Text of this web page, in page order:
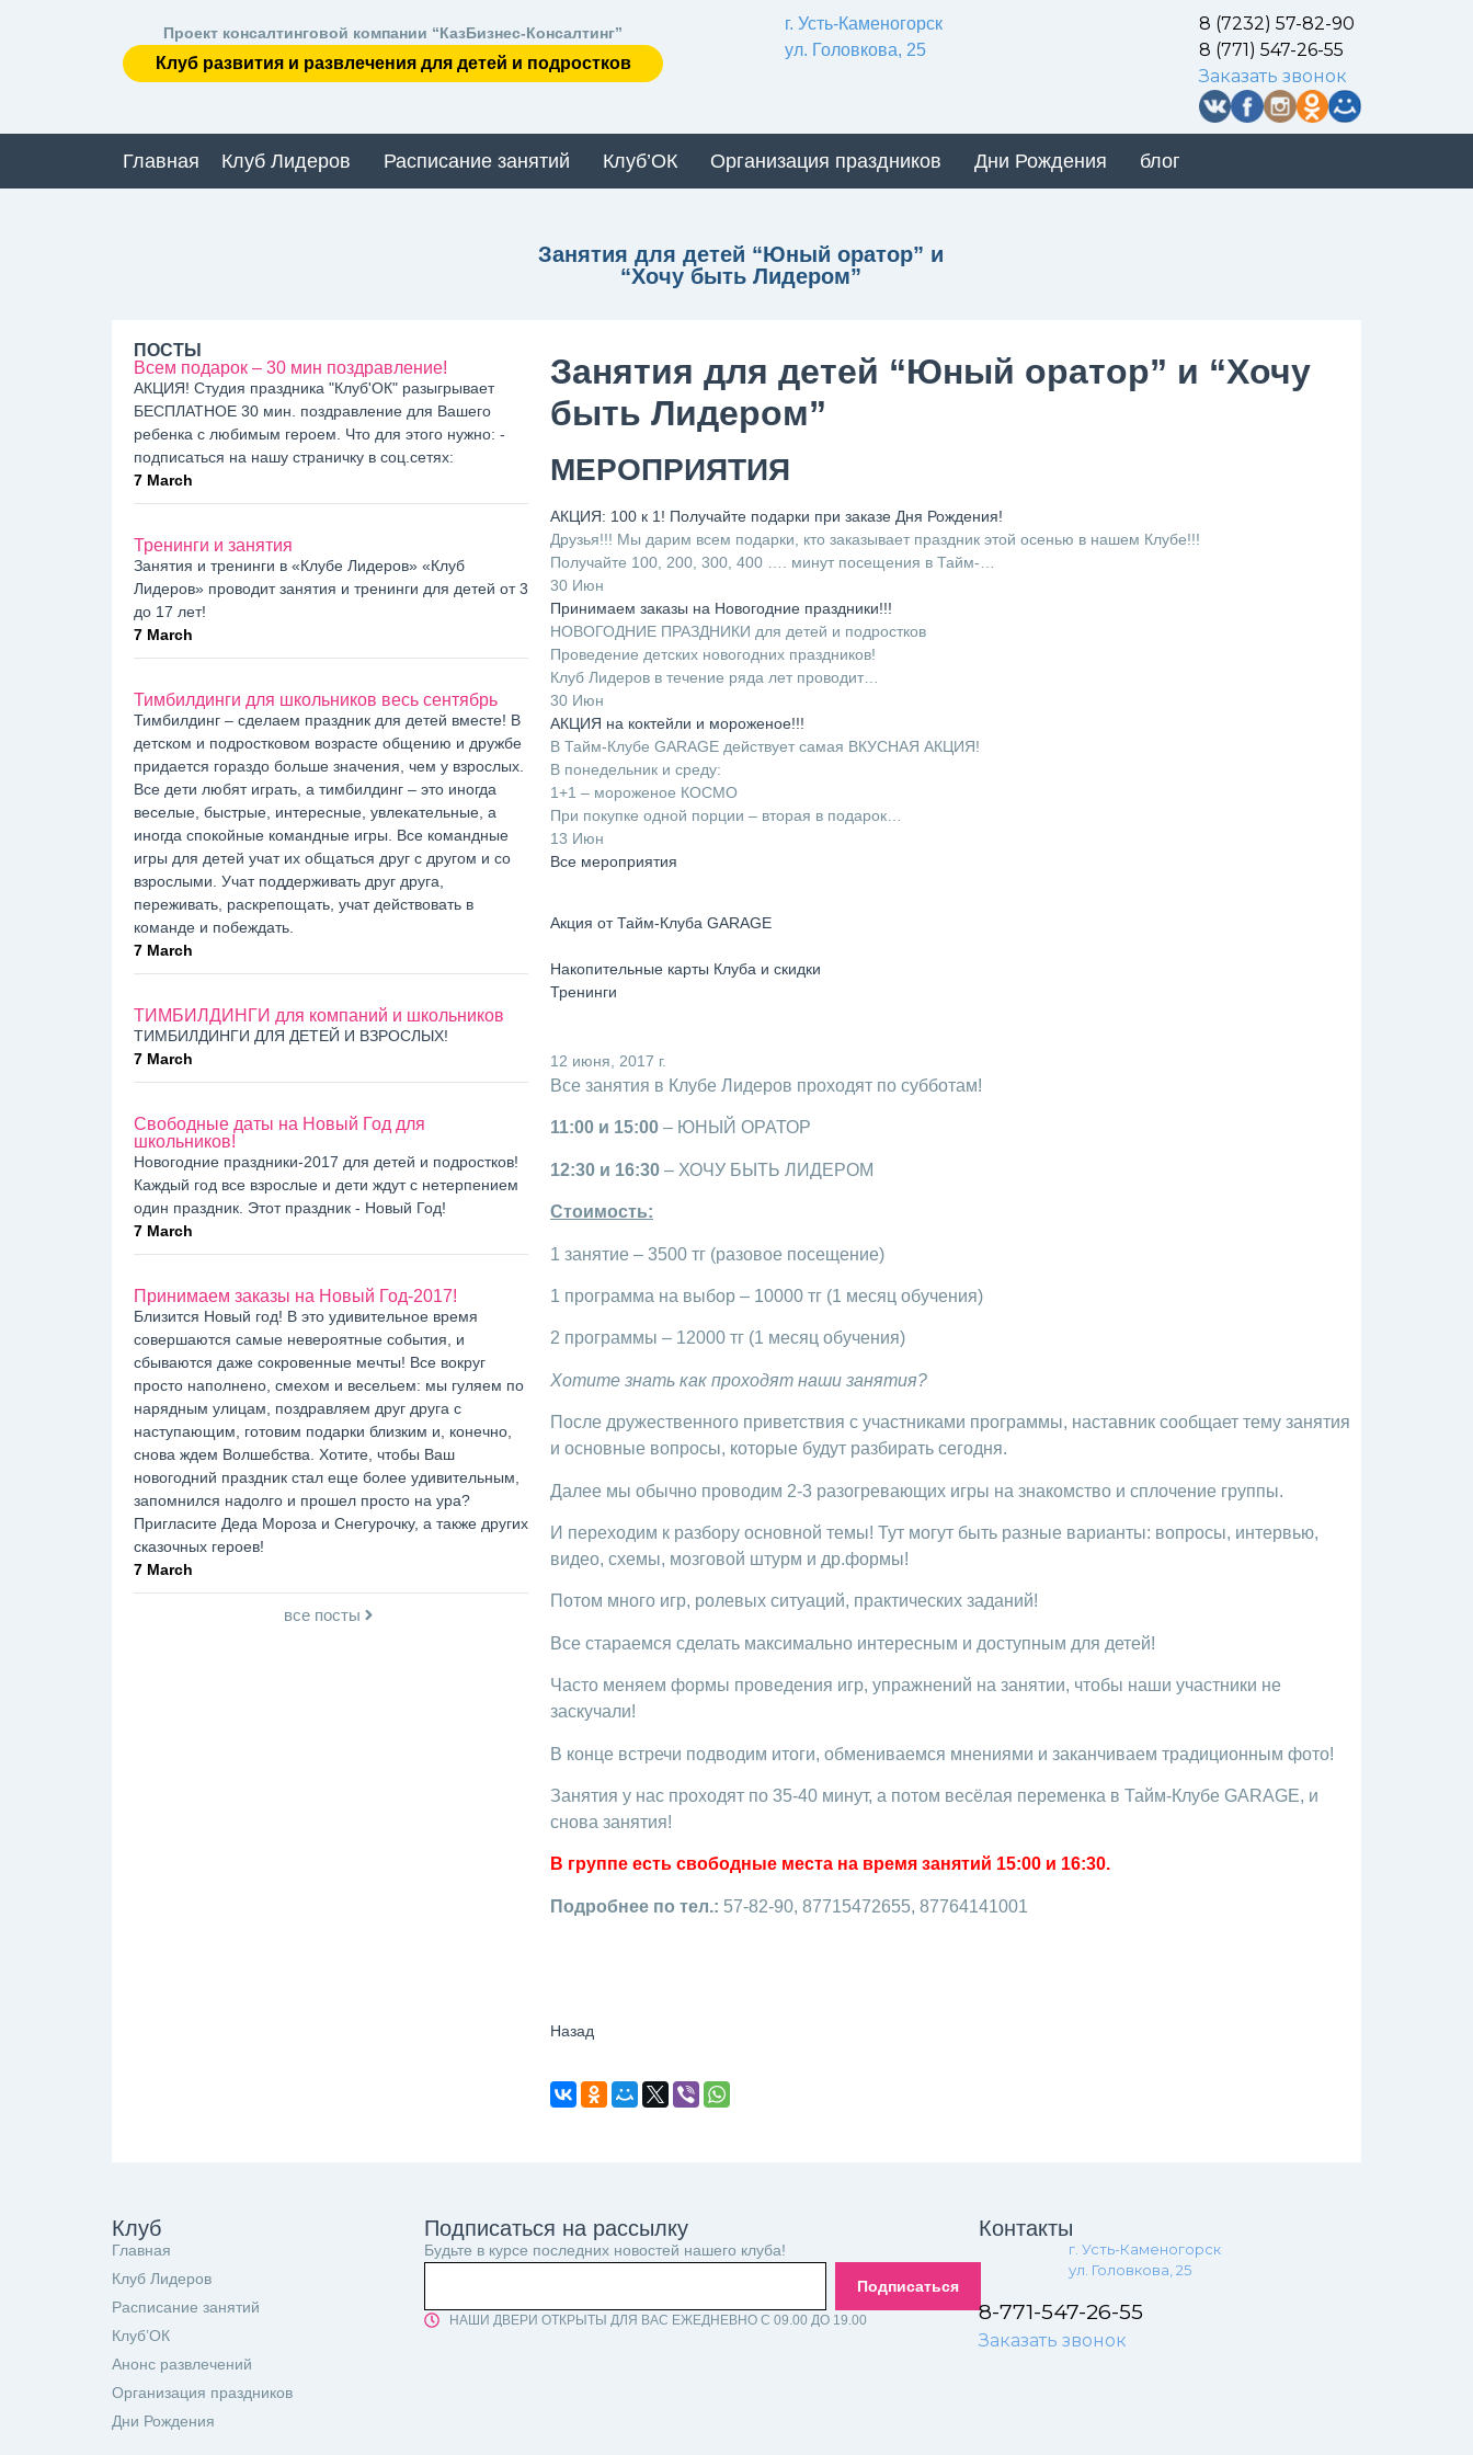
Проект консалтинговой компании “КазБизнес-Консалтинг”
Клуб развития и развлечения для детей и подростков
г. Усть-Каменогорск
ул. Головкова, 25
8 (7232) 57-82-90
8 (771) 547-26-55
Заказать звонок
Главная Клуб Лидеров Расписание занятий Клуб’ОК Организация праздников Дни Рождения блог
Занятия для детей “Юный оратор” и
“Хочу быть Лидером”
ПОСТЫ
Всем подарок – 30 мин поздравление!
АКЦИЯ! Студия праздника "Клуб'ОК" разыгрывает
БЕСПЛАТНОЕ 30 мин. поздравление для Вашего
ребенка с любимым героем. Что для этого нужно: -
подписаться на нашу страничку в соц.сетях:
7 March
Тренинги и занятия
Занятия и тренинги в «Клубе Лидеров» «Клуб
Лидеров» проводит занятия и тренинги для детей от 3
до 17 лет!
7 March
Тимбилдинги для школьников весь сентябрь
Тимбилдинг – сделаем праздник для детей вместе! В
детском и подростковом возрасте общению и дружбе
придается гораздо больше значения, чем у взрослых.
Все дети любят играть, а тимбилдинг – это иногда
веселые, быстрые, интересные, увлекательные, а
иногда спокойные командные игры. Все командные
игры для детей учат их общаться друг с другом и со
взрослыми. Учат поддерживать друг друга,
переживать, раскрепощать, учат действовать в
команде и побеждать.
7 March
ТИМБИЛДИНГИ для компаний и школьников
ТИМБИЛДИНГИ ДЛЯ ДЕТЕЙ И ВЗРОСЛЫХ!
7 March
Свободные даты на Новый Год для
школьников!
Новогодние праздники-2017 для детей и подростков!
Каждый год все взрослые и дети ждут с нетерпением
один праздник. Этот праздник - Новый Год!
7 March
Принимаем заказы на Новый Год-2017!
Близится Новый год! В это удивительное время
совершаются самые невероятные события, и
сбываются даже сокровенные мечты! Все вокруг
просто наполнено, смехом и весельем: мы гуляем по
нарядным улицам, поздравляем друг друга с
наступающим, готовим подарки близким и, конечно,
снова ждем Волшебства. Хотите, чтобы Ваш
новогодний праздник стал еще более удивительным,
запомнился надолго и прошел просто на ура?
Пригласите Деда Мороза и Снегурочку, а также других
сказочных героев!
7 March
все посты
Занятия для детей “Юный оратор” и “Хочу
быть Лидером”
МЕРОПРИЯТИЯ
АКЦИЯ: 100 к 1! Получайте подарки при заказе Дня Рождения!
Друзья!!! Мы дарим всем подарки, кто заказывает праздник этой осенью в нашем Клубе!!!
Получайте 100, 200, 300, 400 …. минут посещения в Тайм-…
30 Июн
Принимаем заказы на Новогодние праздники!!!
НОВОГОДНИЕ ПРАЗДНИКИ для детей и подростков
Проведение детских новогодних праздников!
Клуб Лидеров в течение ряда лет проводит…
30 Июн
АКЦИЯ на коктейли и мороженое!!!
В Тайм-Клубе GARAGE действует самая ВКУСНАЯ АКЦИЯ!
В понедельник и среду:
1+1 – мороженое КОСМО
При покупке одной порции – вторая в подарок…
13 Июн
Все мероприятия
Акция от Тайм-Клуба GARAGE
Накопительные карты Клуба и скидки
Тренинги
12 июня, 2017 г.
Все занятия в Клубе Лидеров проходят по субботам!
11:00 и 15:00– ЮНЫЙ ОРАТОР
12:30 и 16:30 – ХОЧУ БЫТЬ ЛИДЕРОМ
Стоимость:
1 занятие – 3500 тг (разовое посещение)
1 программа на выбор – 10000 тг (1 месяц обучения)
2 программы – 12000 тг (1 месяц обучения)
Хотите знать как проходят наши занятия?
После дружественного приветствия с участниками программы, наставник сообщает тему занятия
и основные вопросы, которые будут разбирать сегодня.
Далее мы обычно проводим 2-3 разогревающих игры на знакомство и сплочение группы.
И переходим к разбору основной темы! Тут могут быть разные варианты: вопросы, интервью,
видео, схемы, мозговой штурм и др.формы!
Потом много игр, ролевых ситуаций, практических заданий!
Все стараемся сделать максимально интересным и доступным для детей!
Часто меняем формы проведения игр, упражнений на занятии, чтобы наши участники не
заскучали!
В конце встречи подводим итоги, обмениваемся мнениями и заканчиваем традиционным фото!
Занятия у нас проходят по 35-40 минут, а потом весёлая переменка в Тайм-Клубе GARAGE, и
снова занятия!
В группе есть свободные места на время занятий 15:00 и 16:30.
Подробнее по тел.: 57-82-90, 87715472655, 87764141001
Назад
Клуб
Главная
Клуб Лидеров
Расписание занятий
Клуб’ОК
Анонс развлечений
Организация праздников
Дни Рождения
Подписаться на рассылку
Будьте в курсе последних новостей нашего клуба!
Подписаться
НАШИ ДВЕРИ ОТКРЫТЫ ДЛЯ ВАС ЕЖЕДНЕВНО С 09.00 ДО 19.00
Контакты
г. Усть-Каменогорск
ул. Головкова, 25
8-771-547-26-55
Заказать звонок